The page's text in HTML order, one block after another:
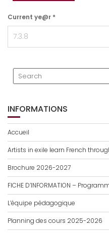
Current ye@r *
INFORMATIONS
Accueil
Artists in exile learn French
Brochure 2026-2027
FICHE D’INFORMATION –
L’équipe pédagogique
Planning des cours 2025-2026